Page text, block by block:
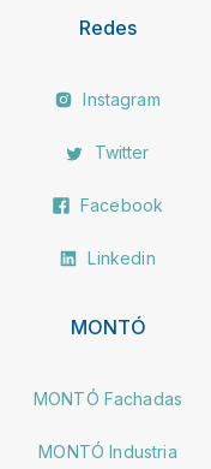
Redes
Instagram
Twitter
Facebook
Linkedin
MONTÓ
MONTÓ Fachadas
MONTÓ Industria